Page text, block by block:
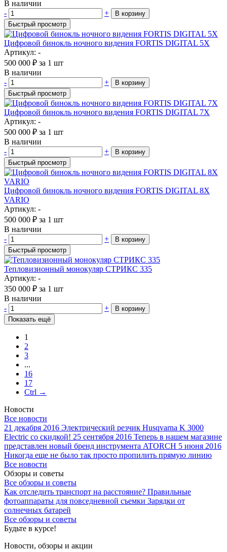
В наличии
-
+
В корзину
Быстрый просмотр
Цифровой бинокль ночного видения FORTIS DIGITAL 5X
Артикул: -
500 000 ₽ за 1 шт
В наличии
-
+
В корзину
Быстрый просмотр
Цифровой бинокль ночного видения FORTIS DIGITAL 7X
Артикул: -
500 000 ₽ за 1 шт
В наличии
-
+
В корзину
Быстрый просмотр
Цифровой бинокль ночного видения FORTIS DIGITAL 8X
VARIO
Артикул: -
500 000 ₽ за 1 шт
В наличии
-
+
В корзину
Быстрый просмотр
Тепловизионный монокуляр СТРИКС 335
Артикул: -
350 000 ₽ за 1 шт
В наличии
-
+
В корзину
Показать ещё
1
2
3
...
16
17
Ctrl →
Новости
Все новости
21 декабря 2016 Электрический резчик Husqvarna K 3000
Electric со скидкой! 25 сентября 2016 Теперь в нашем магазине
представлен новый бренд инструмента ATORCH 5 июня 2016
Никогда еще не было так просто пропилить прямую линию
Все новости
Обзоры и советы
Все обзоры и советы
Как отследить транспорт на расстояние? Правильные
фотоаппараты для повседневной съемки Зарядки от
солнечных батарей
Все обзоры и советы
Будьте в курсе!
Новости, обзоры и акции